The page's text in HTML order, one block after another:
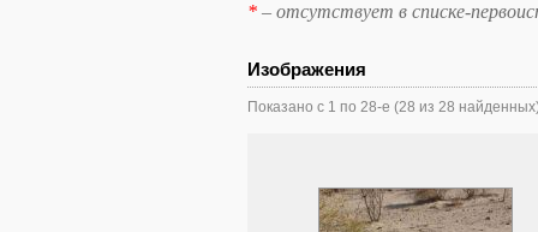
* – отсутствует в списке-
Изображения
Показано с 1 по 28-е (28 из 28